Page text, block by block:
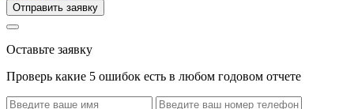
Отправить заявку
Оставьте заявку
Проверь какие 5 ошибок есть в любом годовом отчете